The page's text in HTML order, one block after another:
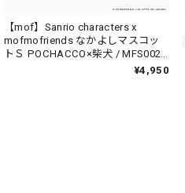
【mof】Sanrio characters x
mofmofriends なかよしマスコッ
トＳ POCHACCO×柴犬 / MFS002-
¥4,950